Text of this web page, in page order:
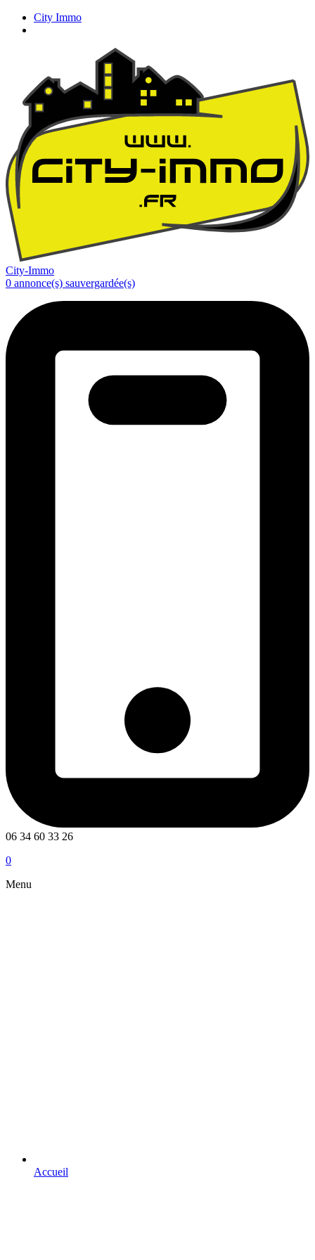
City Immo
City-Immo
0 annonce(s) sauvergardée(s)
06 34 60 33 26
0
Menu
Accueil